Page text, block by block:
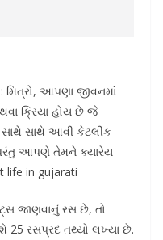
મિત્રો, આપણા જીવનમાં
ક્રિયા હોય છે જે
સાથે સાથે આવી કેટલીક
આપણે તેમને ક્યારેય
life in gujarati
જાણવાનું રસ છે, તો
25 રસપ્રદ તથ્યો લખ્યા છે.